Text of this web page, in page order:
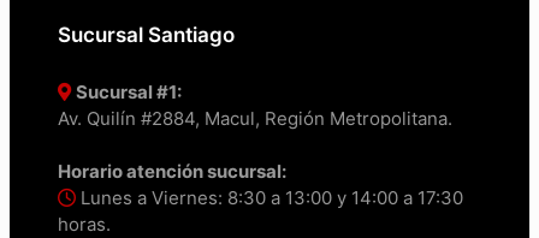
Sucursal Santiago
Sucursal #1:
Av. Quilín #2884, Macul, Región Metropolitana.
Horario atención sucursal:
Lunes a Viernes: 8:30 a 13:00 y 14:00 a 17:30
horas.